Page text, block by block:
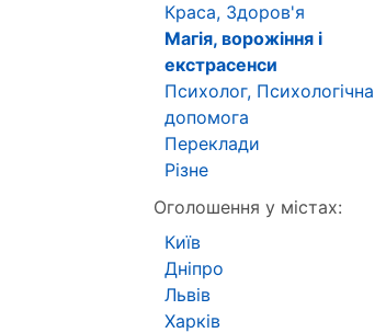
Краса, Здоров'я
Магія, ворожіння і
екстрасенси
Психолог, Психологічна
допомога
Переклади
Різне
Оголошення у містах:
Київ
Дніпро
Львів
Харків